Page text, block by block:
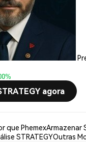
agora
que PhemexArmazenar
STRATEGYOutras